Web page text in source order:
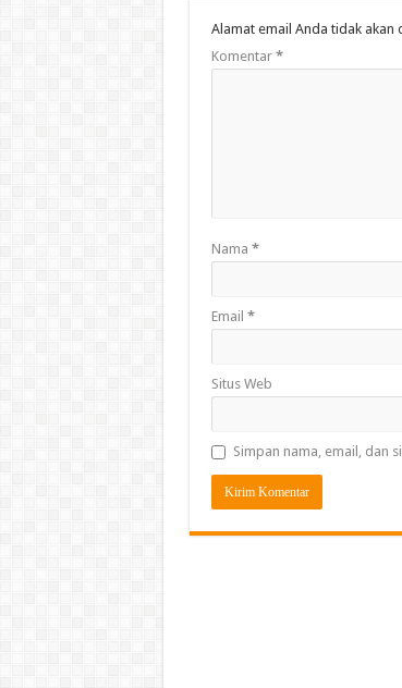
Alamat email Anda tidak akan
Komentar *
Nama *
Email *
Situs Web
Simpan nama, email, dan